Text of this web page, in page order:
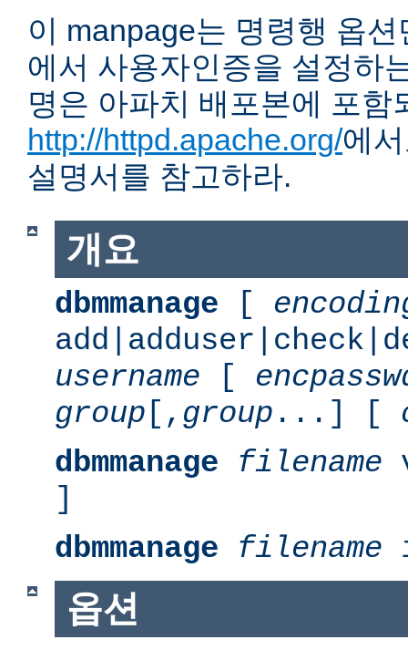
이 manpage는 명령행 옵
에서 사용자인증을 설정하
명은 아파치 배포본에 포함
http://httpd.apache.org/에
설명서를 참고하라.
개요
dbmmanage [
username [
group [, group ...] [
dbmmanage
filename
]
dbmmanage
filename
옵션